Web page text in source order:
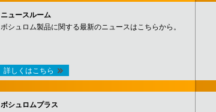
ニュースルーム
ボシュロム製品に関する最新のニュースはこちらから。
詳しくはこちら
ボシュロムプラス